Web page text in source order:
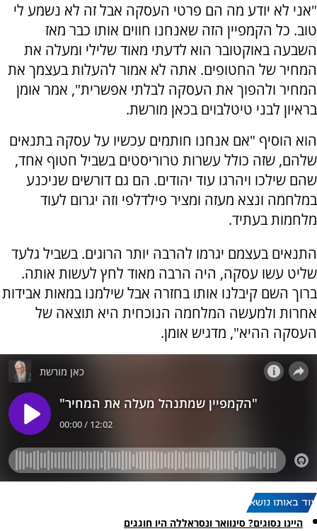
"‫אני לא יודע מה הם פרטי העסקה ‫אבל זה לא נשמע לי
טוב. כל הקמפיין הזה שאנחנו ‫חווים אותו כבר מאז
השבעה באוקטובר ‫הוא לדעתי מאוד שלילי ומעלה את
המחיר של החטופים. אתה לא אמור להעלות בעצמך את
המחיר ולהפוך את העסקה לבלתי אפשרית", אמר אומן
בראיון לבני טיטלבוים בכאן מורשת.
הוא הוסיף "אם אנחנו חותמים עכשיו על עסקה בתנאים
שלהם, שזה כולל עשרות טרוריסטים בשביל חטוף אחד,
שהם שילכו ויהרגו עוד יהודים. הם גם דורשים שניכנע
במלחמה ונצא מעזה ומציר פילדלפי וזה יגרום לעוד
מלחמות בעתיד.
התנאים בעצמם יגרמו להרבה יותר הרוגים. בשביל גלעד
שליט עשו עסקה, היה הרבה מאוד לחץ לעשות אותה.
ברוך השם קיבלנו אותו בחזרה אבל שילמנו במאות אבידות
אחרות ולמעשה המלחמה הנוכחית היא תוצאה של
העסקה ההיא", מדגיש אומן.
עוד באותו נושא:
היינו נסוגים? סינוואר ונסראללה היו חוגגים